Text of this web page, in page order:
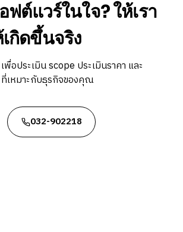
ฟต์แวร์ในใจ? ให้เรา
กิดขึ้นจริง
อประเมิน scope ประเมินราคา และ
เหมาะกับธุรกิจของคุณ
032-902218